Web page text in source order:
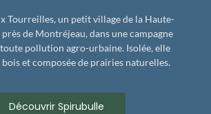
Tourreilles, un petit village de la Haute-
de Montréjeau, dans une campagne
pollution agro-urbaine. Isolée, elle
bois et composée de prairies naturelles.
Découvrir Spirubulle